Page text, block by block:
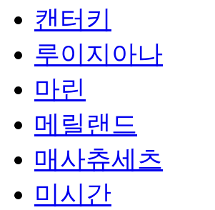
캔터키
루이지아나
마린
메릴랜드
매사츄세츠
미시간